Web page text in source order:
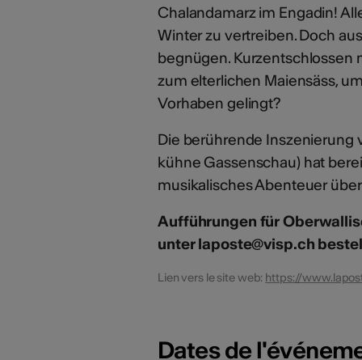
Chalandamarz im Engadin!
Winter zu vertreiben. Doch
begnügen. Kurzentschlossen
zum elterlichen Maiensäss,
Vorhaben gelingt?
Die berührende Inszenierung
kühne Gassenschau) hat
musikalisches Abenteuer
Aufführungen für
unter laposte@visp.ch
Lien vers le site web: https://
Dates de